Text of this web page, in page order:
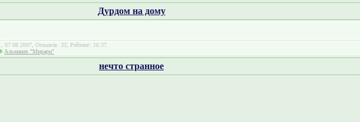
Дурдом на дому
07 08 2007, Отзывов: 33, Рейтинг: 10.37
Альманах "Мирари"
нечто странное